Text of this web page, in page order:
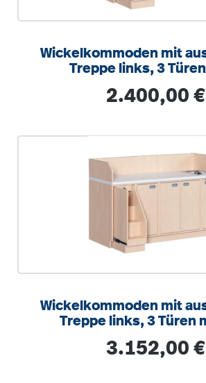
Wickelkommoden mit
Treppe links, 3
Regulärer Preis:
2.400,00 €
Wickelkommoden mit
Treppe links, 3 Türen
Regulärer Preis:
3.152,00 €